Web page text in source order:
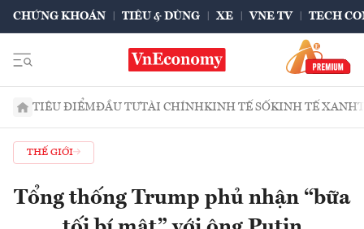
CHỨNG KHOÁN TIÊU & DÙNG XE VNE TV TECH
TIÊU ĐIỂMĐẦU TƯTÀI CHÍNHKINH TẾ SỐKINH TẾ XANH
THẾ GIỚI
Tổng thống Trump phủ nhận “bữa